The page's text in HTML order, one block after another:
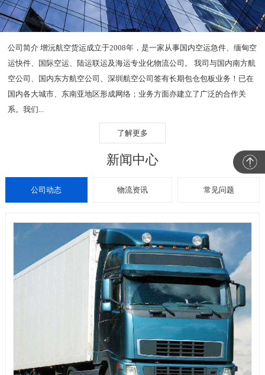
公司简介 增沅航空货运成立于2008年，是一家从事国内空运急件、缅甸空
运快件、国际空运、陆运联运及海运专业化物流公司。 我司与国内南方航
空公司、国内东方航空公司、深圳航空公司签有长期包仓包板业务！已在
国内各大城市、东南亚地区形成网络；业务方面亦建立了广泛的合作关
系。我们...
了解更多
新闻中心
公司动态 物流资讯 常见问题